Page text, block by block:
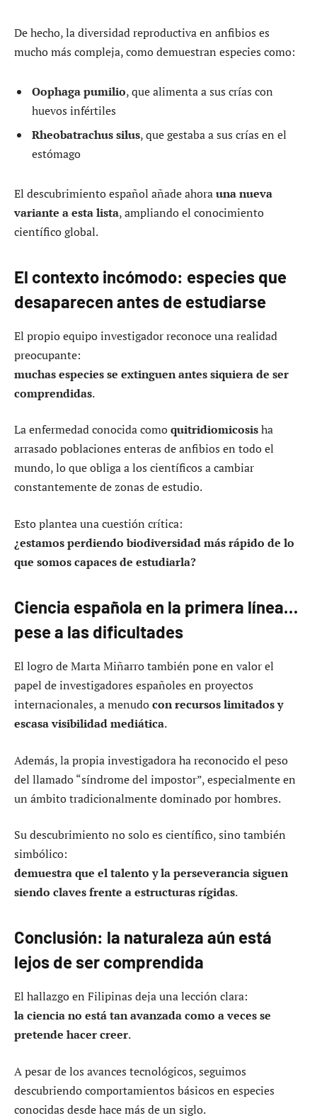
De hecho, la diversidad reproductiva en anfibios es
mucho más compleja, como demuestran especies como:
Oophaga pumilio, que alimenta a sus crías con
huevos infértiles
Rheobatrachus silus, que gestaba a sus crías en el
estómago
El descubrimiento español añade ahorauna nueva
variante a esta lista, ampliando el conocimiento
científico global.
El contexto incómodo: especies que
desaparecen antes de estudiarse
El propio equipo investigador reconoce una realidad
preocupante:
muchas especies se extinguen antes siquiera de ser
comprendidas.
La enfermedad conocida comoquitridiomicosisha
arrasado poblaciones enteras de anfibios en todo el
mundo, lo que obliga a los científicos a cambiar
constantemente de zonas de estudio.
Esto plantea una cuestión crítica:
¿estamos perdiendo biodiversidad más rápido de lo
que somos capaces de estudiarla?
Ciencia española en la primera línea…
pese a las dificultades
El logro de Marta Miñarro también pone en valor el
papel de investigadores españoles en proyectos
internacionales, a menudocon recursos limitados y
escasa visibilidad mediática.
Además, la propia investigadora ha reconocido el peso
del llamado “síndrome del impostor”, especialmente en
un ámbito tradicionalmente dominado por hombres.
Su descubrimiento no solo es científico, sino también
simbólico:
demuestra que el talento y la perseverancia siguen
siendo claves frente a estructuras rígidas.
Conclusión: la naturaleza aún está
lejos de ser comprendida
El hallazgo en Filipinas deja una lección clara:
la ciencia no está tan avanzada como a veces se
pretende hacer creer.
A pesar de los avances tecnológicos, seguimos
descubriendo comportamientos básicos en especies
conocidas desde hace más de un siglo.